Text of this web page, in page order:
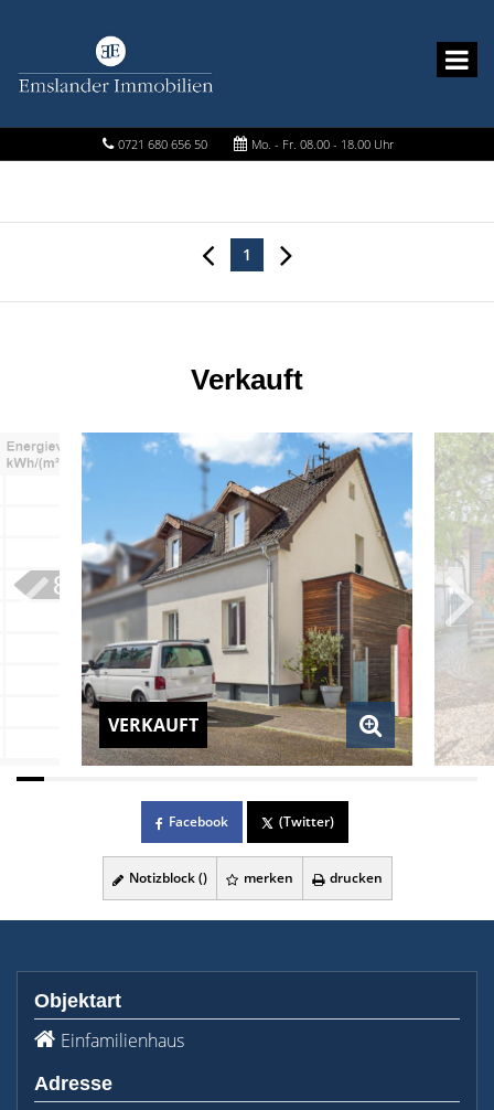
0721 680 656 50 Mo. - Fr. 08.00 - 18.00 Uhr
1
Verkauft
VERKAUFT
Facebook (Twitter)
Notizblock () merken drucken
Objektart
Einfamilienhaus
Adresse